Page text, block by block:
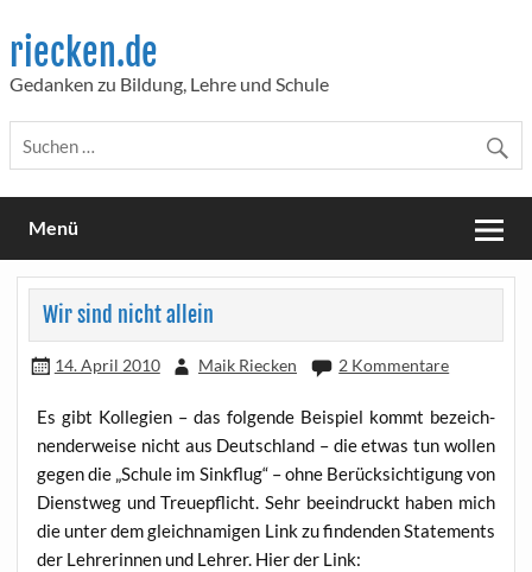
content
riecken.de
Gedanken zu Bildung, Lehre und Schule
Menü
Wir sind nicht allein
14. April 2010 Maik Riecken 2 Kommentare
Es gibt Kol­le­gi­en – das fol­gen­de Bei­spiel kommt bezeich­
nen­der­wei­se nicht aus Deutsch­land – die etwas tun wol­len
gegen die „Schu­le im Sink­flug“ – ohne Berück­sich­ti­gung von
Dienst­weg und Treue­pflicht. Sehr beein­druckt haben mich
die unter dem gleich­na­mi­gen Link zu fin­den­den State­ments
der Leh­re­rin­nen und Leh­rer. Hier der Link: